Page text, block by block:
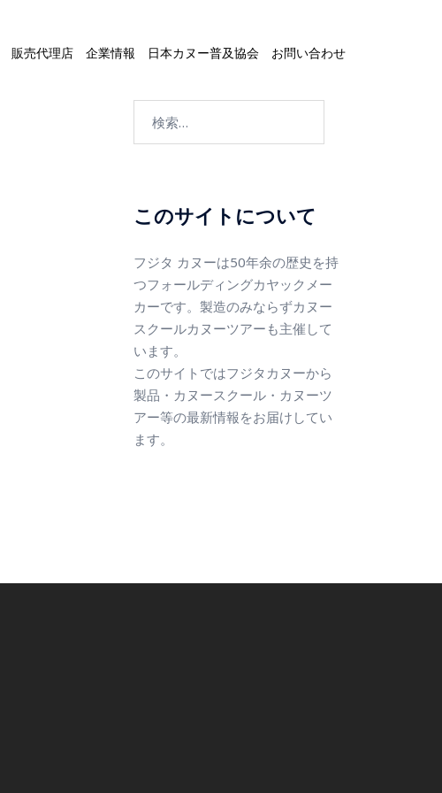
販売代理店 企業情報 日本カヌー普及協会 お問い合わせ
このサイトについて
フジタ カヌーは50年余の歴史を持
つフォールディングカヤックメー
カーです。製造のみならずカヌー
スクールカヌーツアーも主催して
います。
このサイトではフジタカヌーから
製品・カヌースクール・カヌーツ
アー等の最新情報をお届けしてい
ます。